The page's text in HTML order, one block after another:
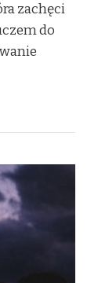
zachęci
do